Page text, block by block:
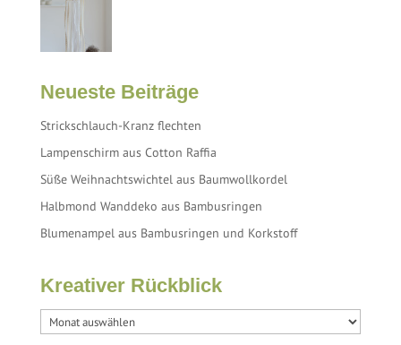
Neueste Beiträge
Strickschlauch-Kranz flechten
Lampenschirm aus Cotton Raffia
Süße Weihnachtswichtel aus Baumwollkordel
Halbmond Wanddeko aus Bambusringen
Blumenampel aus Bambusringen und Korkstoff
Kreativer Rückblick